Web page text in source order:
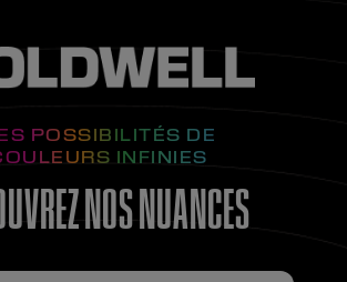
POSSIBILITÉS DE
INFINIES
NOS NUANCES